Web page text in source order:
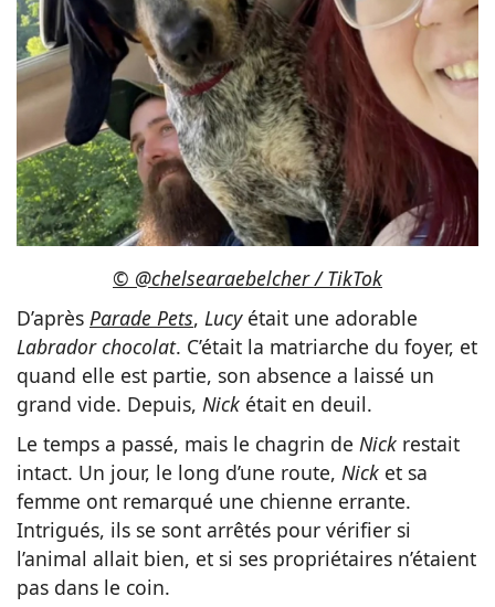
© @chelsearaebelcher / TikTok
D’après Parade Pets, Lucy était une adorable
Labrador chocolat. C’était la matriarche du foyer, et
quand elle est partie, son absence a laissé un
grand vide. Depuis, Nick était en deuil.
Le temps a passé, mais le chagrin de Nick restait
intact. Un jour, le long d’une route, Nick et sa
femme ont remarqué une chienne errante.
Intrigués, ils se sont arrêtés pour vérifier si
l’animal allait bien, et si ses propriétaires n’étaient
pas dans le coin.